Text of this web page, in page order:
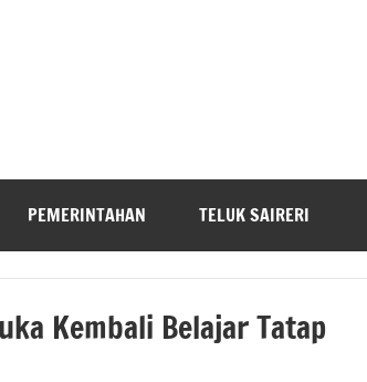
PEMERINTAHAN TELUK SAIRERI
Kembali Belajar Tatap